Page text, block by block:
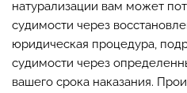
натурализации вам может
судимости через
юридическая процедура,
судимости через
вашего срока наказания.